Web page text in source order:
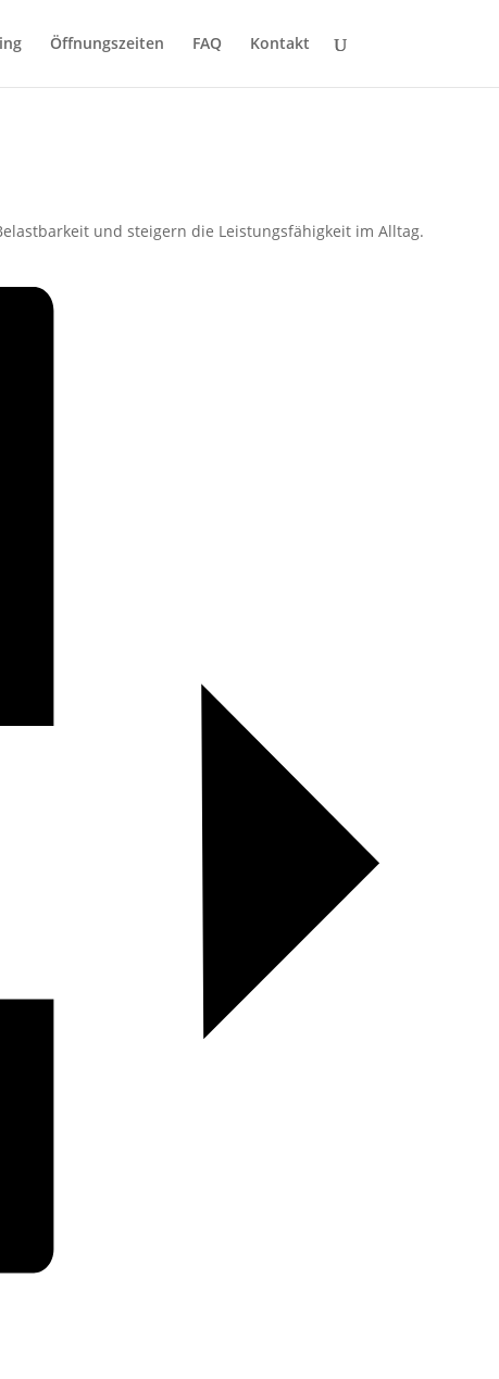
Öffnungszeiten FAQ Kontakt
und steigern die Leistungsfähigkeit im Alltag.